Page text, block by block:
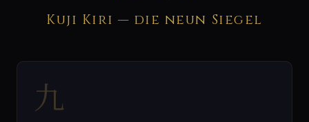
Kuji Kiri — die neun Siegel
九